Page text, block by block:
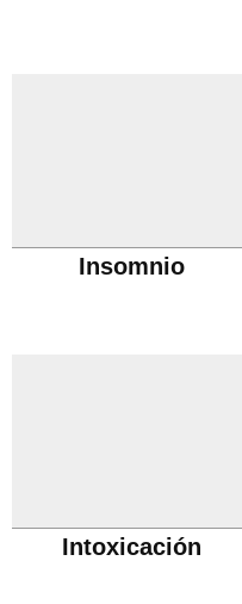
Insomnio
Intoxicación